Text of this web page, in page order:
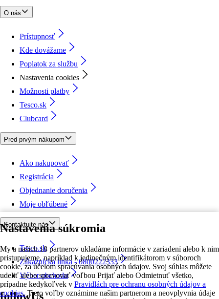
Nastavenia súkromia
My a našich 18 partnerov ukladáme informácie v zariadení alebo k nim
pristupujeme, napríklad k jedinečným identifikátorom v súboroch
cookie, za účelom spracúvania osobných údajov. Svoj súhlas môžete
udeliť alebo spravovať voľbou Prijať alebo Odmietnuť všetko,
prípadne kedykoľvek v Pravidlách pre ochranu osobných údajov a
cookies. Tieto voľby oznámime našim partnerom a neovplyvnia údaje
O nás
Prístupnosť
Kde dovážame
Poplatok za službu
Nastavenia cookies
Možnosti platby
Tesco.sk
Clubcard
Pred prvým nákupom
Ako nakupovať
Registrácia
Objednanie doručenia
Moje obľúbené
Kontaktujte nás
Tesco.sk
Zákaznícka linka - 0800222333
Výber obchodu
followUs